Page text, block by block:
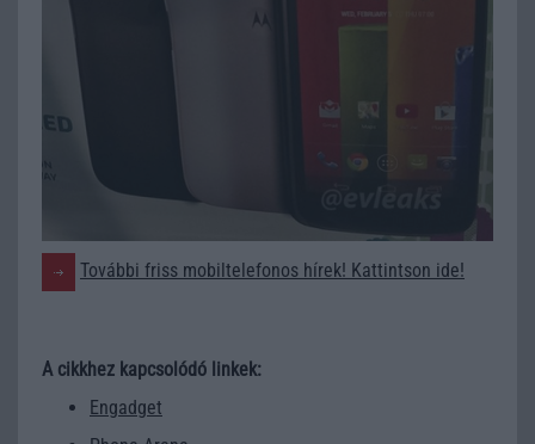
További friss mobiltelefonos hírek! Kattintson ide!
A cikkhez kapcsolódó linkek:
Engadget